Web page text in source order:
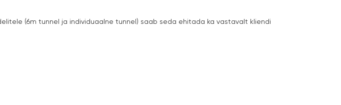
(6m tunnel ja individuaalne tunnel) saab seda ehitada ka vastavalt kliendi